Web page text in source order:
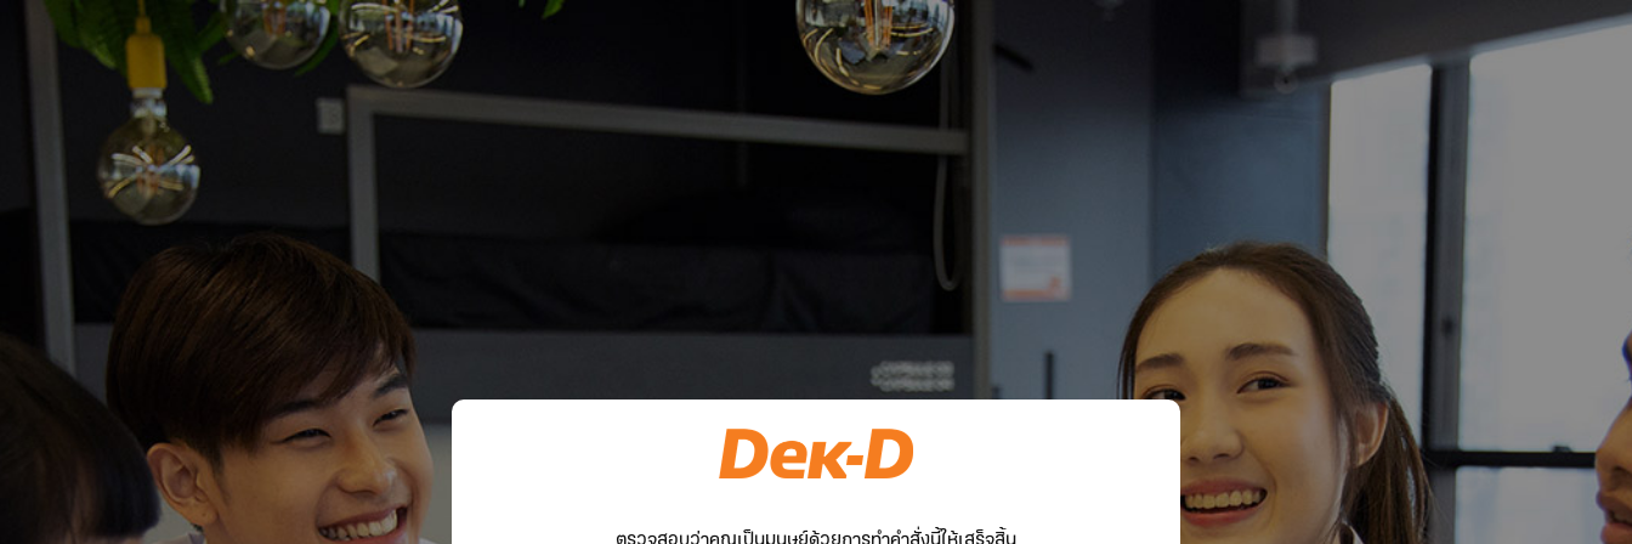
ตรวจสอบว่าคุณเป็นมนุษย์ด้วยการทำคำสั่งนี้ให้เสร็จสิ้น